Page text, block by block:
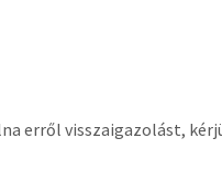
erről visszaigazolást,